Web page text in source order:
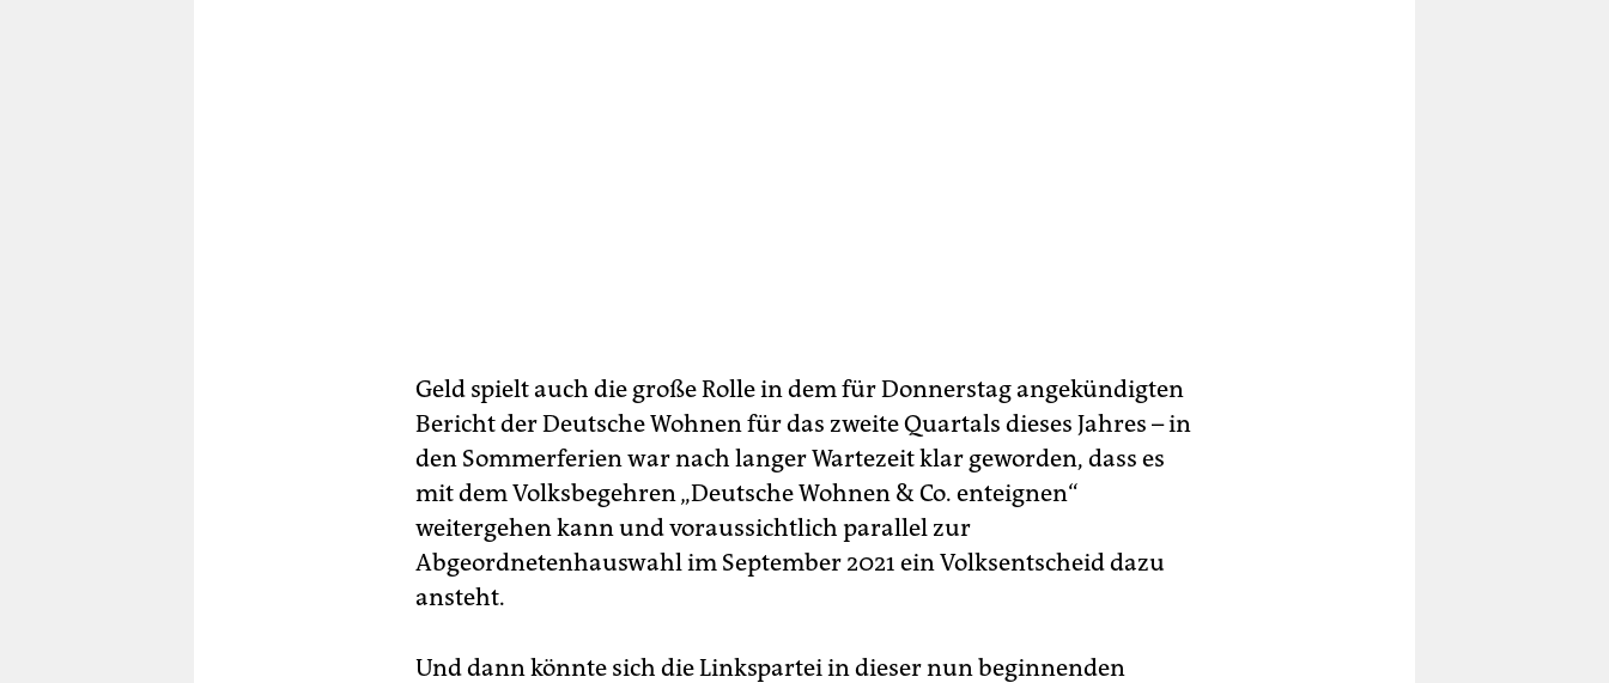
Geld spielt auch die große Rolle in dem für Donnerstag angekündigten
Bericht der Deutsche Wohnen für das zweite Quartals dieses Jahres – in
den Sommerferien war nach langer Wartezeit klar geworden, dass es
mit dem Volksbegehren „Deutsche Wohnen & Co. enteignen“
weitergehen kann und voraussichtlich parallel zur
Abgeordnetenhauswahl im September 2021 ein Volksentscheid dazu
ansteht.
Und dann könnte sich die Linkspartei in dieser nun beginnenden